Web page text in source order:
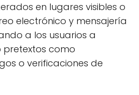
en lugares visibles o
electrónico y mensajería
a los usuarios a
como
o verificaciones de